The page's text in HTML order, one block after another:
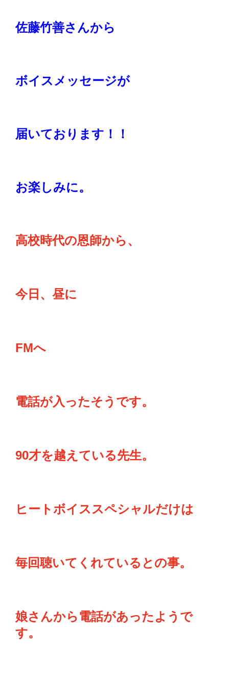
佐藤竹善さんから
ボイスメッセージが
届いております！！
お楽しみに。
高校時代の恩師から、
今日、昼に
FMへ
電話が入ったそうです。
90才を越えている先生。
ヒートボイススペシャルだけは
毎回聴いてくれているとの事。
娘さんから電話があったようで
す。